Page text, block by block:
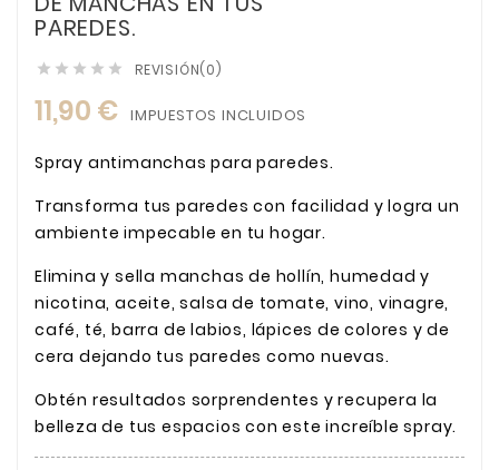
PAREDES.
     REVISIÓN(0)
11,90 € IMPUESTOS INCLUIDOS
Spray antimanchas para paredes.
Transforma tus paredes con facilidad y logra un
ambiente impecable en tu hogar.
Elimina y sella manchas de hollín, humedad y
nicotina, aceite, salsa de tomate, vino, vinagre,
café, té, barra de labios, lápices de colores y de
cera dejando tus paredes como nuevas.
Obtén resultados sorprendentes y recupera la
belleza de tus espacios con este increíble spray.